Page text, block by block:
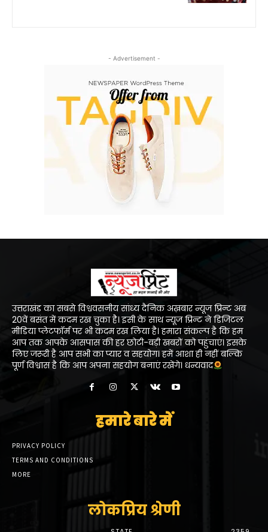
- Advertisement -
उत्तराखंड का सबसे विश्ववसनीय सांध्य दैनिक अख़बार न्यूज प्रिन्ट अब
20वें बसंत में कदम रख चुका है। इसी के साथ न्यूज प्रिन्ट ने डिजिटल
मीडिया प्लेटफॉर्म पर भी कदम रख लिया है। हमारा संकल्प है कि हम
आप तक आपके आसपास की हर छोटी-बड़ी खबरों को पहुंचाएं। इसके
लिए जरूरी है आप सभी का प्यार व सहयोग। हमें आशा ही नहीं बल्कि
पूर्ण विश्वास है कि आप अपना सहयोग बनाएं रखेंगे। धन्यवाद
हमारे बारे में
PRIVACY POLICY
TERMS AND CONDITIONS
MORE
लोकप्रिय श्रेणी